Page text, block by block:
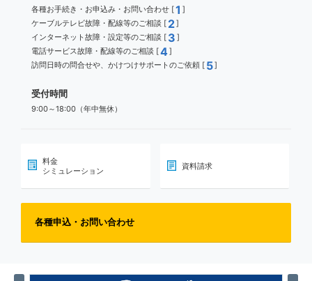
各種お手続き・お申込み・お問い合わせ [1 ]
ケーブルテレビ故障・配線等のご相談 [ 2]
インターネット故障・設定等のご相談 [ 3 ]
電話サービス故障・配線等のご相談 [4]
訪問日時の問合せや、かけつけサポートのご依頼 [ 5]
受付時間
9:00～18:00（年中無休）
料金
シミュレーション
資料請求
各種申込・お問い合わせ